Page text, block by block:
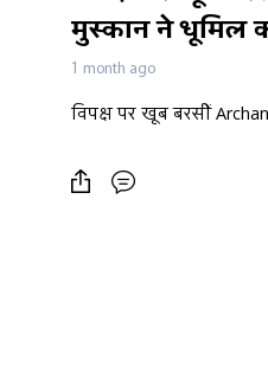
मुस्कान ने धूमिल
1 month ago
विपक्ष पर खूब बरसीं